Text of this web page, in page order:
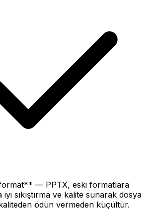
— PPTX, eski formatlara
iyi sıkıştırma ve kalite sunarak dosya
ödün vermeden küçültür.